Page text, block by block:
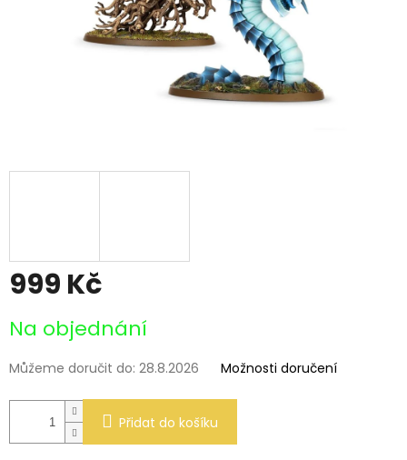
999 Kč
cena:
Na objednání
Můžeme doručit do: 28.8.2026 Možnosti doručení
Přidat do košíku